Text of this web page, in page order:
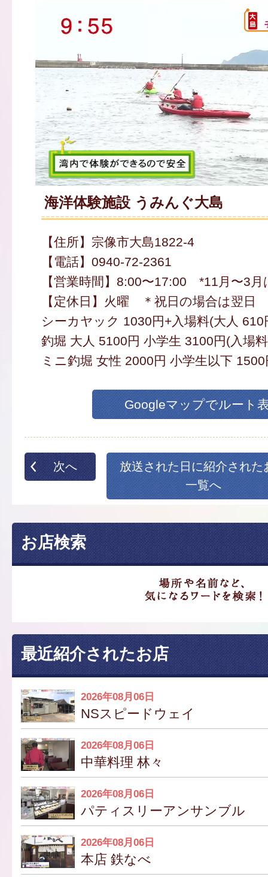
海洋体験施設 うみんぐ大島
【住所】宗像市大島1822-4
【電話】0940-72-2361
【営業時間】8:00〜17:00 *11月〜3月
【定休日】火曜 ＊祝日の場合は翌日
シーカヤック 1030円+入場料(大人 610
釣堀 大人 5100円 小学生 3100円(入場
ミニ釣堀 女性 2000円 小学生以下
Googleマップでルート
次へ
放送された日に紹介された
一覧へ
お店検索
最近紹介されたお店
2026年08月06日
NSスピードウェイ
2026年08月06日
中華料理 林々
2026年08月06日
パティスリーアンサンブル
2026年08月06日
本店 鉄なべ